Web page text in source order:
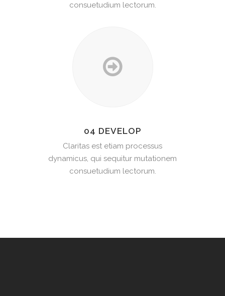
consuetudium lectorum.
04 DEVELOP
Claritas est etiam processus
dynamicus, qui sequitur mutationem
consuetudium lectorum.